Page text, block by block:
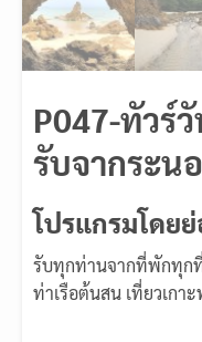
P047-ทัวร์
รับจากระน
โปรแกรมโดย
รับทุกท่านจากที่พักทุกที่
ท่าเรือต้นสน เที่ยวเกา